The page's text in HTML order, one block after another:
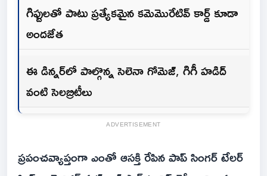
గిఫ్టులతో పాటు ప్రత్యేకమైన కమెమొరేటివ్ కార్డ్ కూడా
అందజేత
ఈ డిన్నర్‌లో పాల్గొన్న సెలెనా గోమెజ్, గిగీ హడిద్
వంటి సెలబ్రిటీలు
ADVERTISEMENT
ప్రపంచవ్యాప్తంగా ఎంతో ఆసక్తి రేపిన పాప్ సింగర్ టేలర్